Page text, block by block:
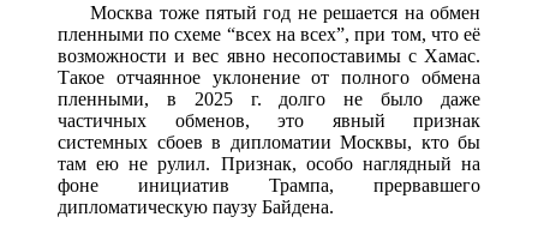
Москва тоже пятый год не решается на обмен
пленными по схеме “всех на всех”, при том, что её
возможности и вес явно несопоставимы с Хамас.
Такое отчаянное уклонение от полного обмена
пленными, в 2025 г. долго не было даже
частичных обменов, это явный признак
системных сбоев в дипломатии Москвы, кто бы
там ею не рулил. Признак, особо наглядный на
фоне инициатив Трампа, прервавшего
дипломатическую паузу Байдена.